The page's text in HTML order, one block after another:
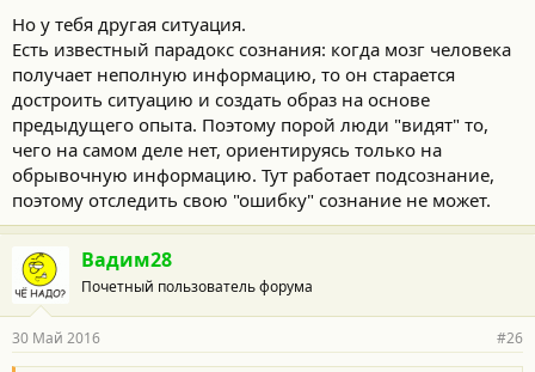
Но у тебя другая ситуация.
Есть известный парадокс сознания: когда мозг человека
получает неполную информацию, то он старается
достроить ситуацию и создать образ на основе
предыдущего опыта. Поэтому порой люди "видят" то,
чего на самом деле нет, ориентируясь только на
обрывочную информацию. Тут работает подсознание,
поэтому отследить свою "ошибку" сознание не может.
Вадим28
Почетный пользователь форума
30 Май 2016 #26